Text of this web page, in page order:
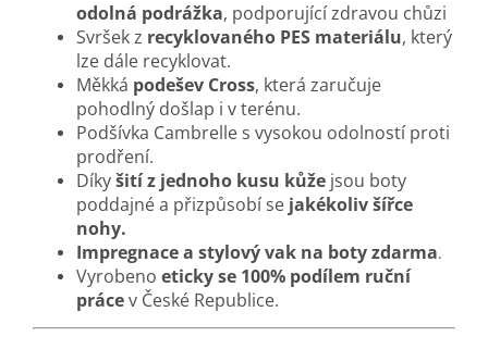
odolná podrážka, podporující zdravou chůzi
Svršek z recyklovaného PES materiálu, který
lze dále recyklovat.
Měkká podešev Cross, která zaručuje
pohodlný došlap i v terénu.
Podšívka Cambrelle s vysokou odolností proti
prodření.
Díkyšití z jednoho kusu kůže jsou boty
poddajné a přizpůsobí se jakékoliv šířce
nohy.
Impregnace a stylový vak na boty zdarma.
Vyrobeno eticky se 100% podílem ruční
prácev České Republice.